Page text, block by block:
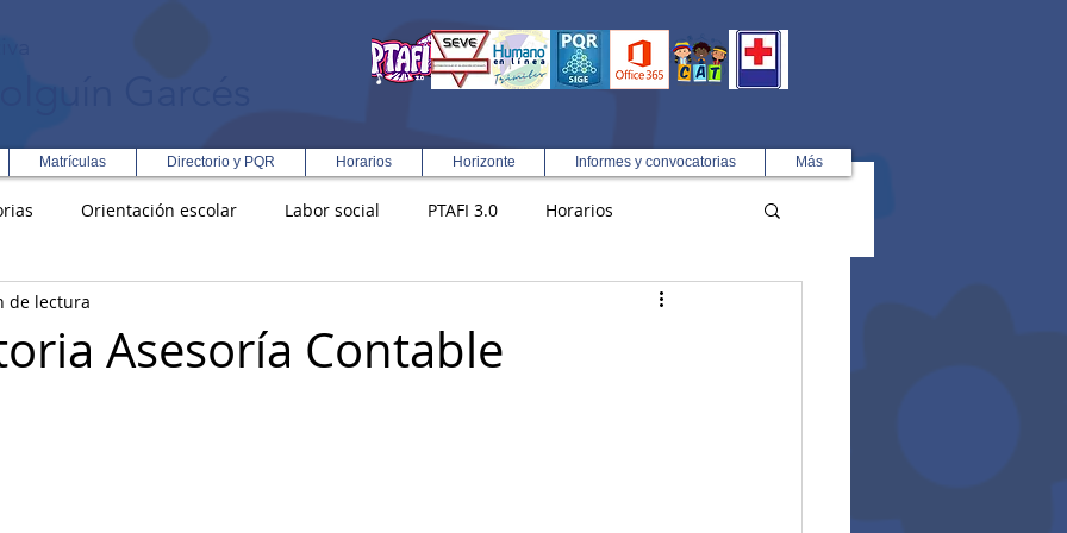
Matrículas Directorio y PQR Horarios Horizonte Informes y convocatorias Más
Orientación escolar Labor social PTAFI 3.0 Horarios
Integral en Turismo
Asesoría Contable
de lectura